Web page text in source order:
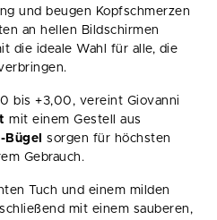
und beugen Kopfschmerzen
an hellen Bildschirmen
die ideale Wahl für alle, die
bis +3,00, vereint Giovanni
mit einem Gestell aus
Bügel
sorgen für höchsten
Gebrauch.
Tuch und einem milden
mit einem sauberen,